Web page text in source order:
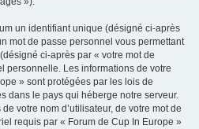
un identifiant unique (désigné ci-après
mot de passe personnel vous permettant
ci-après par « votre mot de
personnelle. Les informations de votre
» sont protégées par les lois de
dans le pays qui héberge notre serveur.
votre nom d’utilisateur, de votre mot de
requis par « Forum de Cup In Europe »